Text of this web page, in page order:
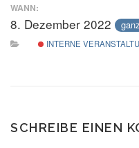
WANN:
8. Dezember 2022
INTERNE
SCHREIBE EINEN